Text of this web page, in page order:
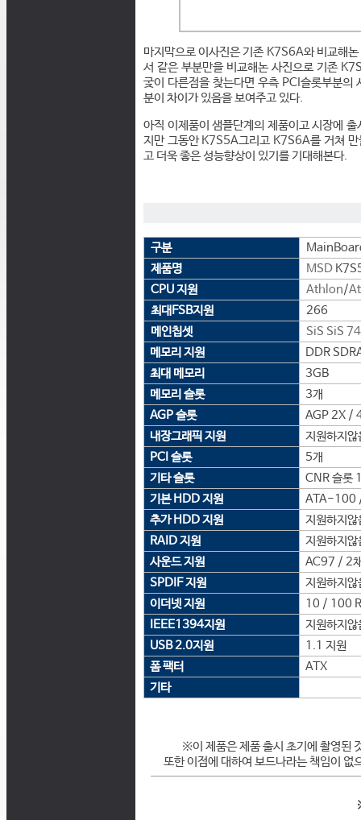
마지막으로 이사진은 기존 K7S6A와 비교해
서 같은 부분만을 비교해논 사진으로 기존
궂이 다른점을 찾는다면 우측 PCI슬롯부분
분이 차이가 있음을 보여주고 있다.
아직 이제품이 샘플단계의 제품이고 시장에
지만 그동안 K7S5A그리고 K7S6A를 거쳐 만
고 더욱 좋은 성능향상이 있기를 기대해본다.
구분
제품명
MSD
CPU 지원
Athlon/
최대FSB지원
266
메인칩셋
SiS SiS
메모리 지원
DDR
최대 메모리
3GB
메모리 슬롯
3개
AGP 슬롯
AGP 2X /
내장그래픽 지원
지원하지않
PCI 슬롯
5개
기타 슬롯
CNR 슬롯
기본 HDD 지원
ATA-100
추가 HDD 지원
지원하지않
RAID 지원
지원하지않
사운드 지원
AC97 / 2
SPDIF 지원
지원하지않
이더넷 지원
10 / 100
IEEE1394지원
지원하지않
USB 2.0지원
1.1 지원
폼 팩터
ATX
기타
※이 제품은 제품 출시 초기에 촬영된
또한 이점에 대하여 보드나라는 책임이 없